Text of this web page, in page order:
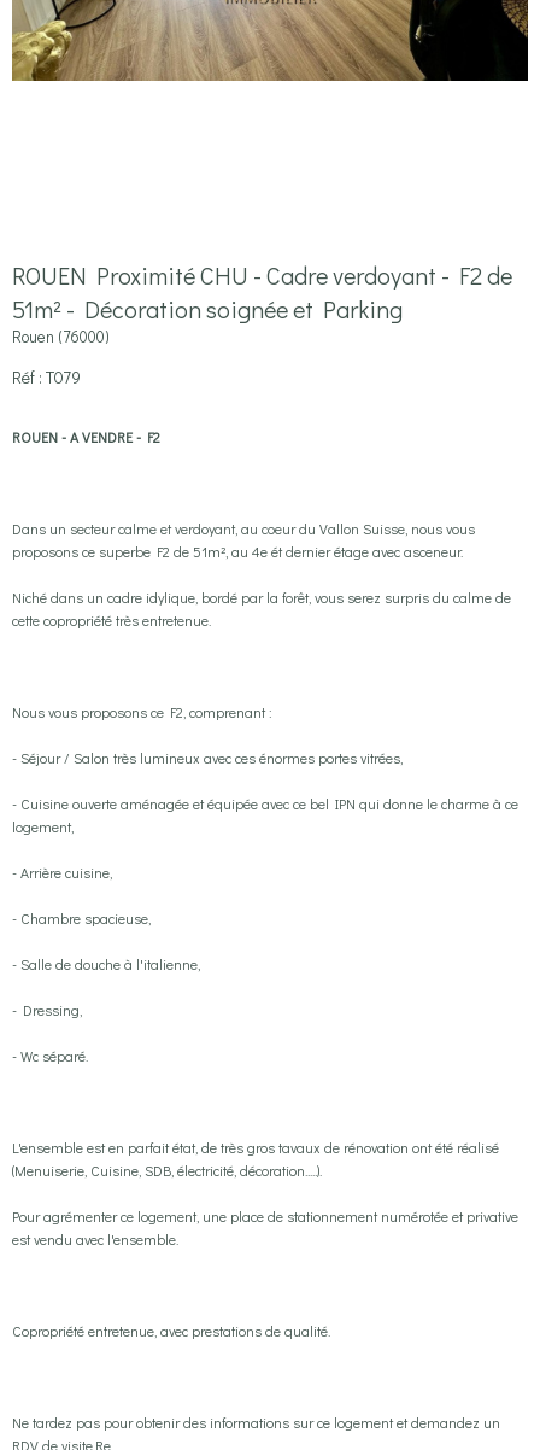
ROUEN Proximité CHU - Cadre verdoyant - F2 de
51m² - Décoration soignée et Parking
Rouen (76000)
Réf : T079
ROUEN - A VENDRE - F2
Dans un secteur calme et verdoyant, au coeur du Vallon Suisse, nous vous
proposons ce superbe F2 de 51m², au 4e ét dernier étage avec asceneur.
Niché dans un cadre idylique, bordé par la forêt, vous serez surpris du calme de
cette copropriété très entretenue.
Nous vous proposons ce F2, comprenant :
- Séjour / Salon très lumineux avec ces énormes portes vitrées,
- Cuisine ouverte aménagée et équipée avec ce bel IPN qui donne le charme à ce
logement,
- Arrière cuisine,
- Chambre spacieuse,
- Salle de douche à l'italienne,
- Dressing,
- Wc séparé.
L'ensemble est en parfait état, de très gros tavaux de rénovation ont été réalisé
(Menuiserie, Cuisine, SDB, électricité, décoration.....).
Pour agrémenter ce logement, une place de stationnement numérotée et privative
est vendu avec l'ensemble.
Copropriété entretenue, avec prestations de qualité.
Ne tardez pas pour obtenir des informations sur ce logement et demandez un
RDV de visite.Re